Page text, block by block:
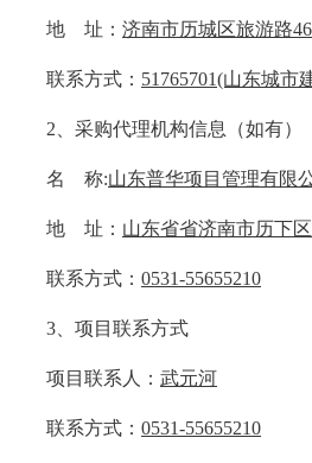
地 址： 济南市历城区旅游路
联系方式： 51765701(山东城市
2、采购代理机构信息（如有）
名 称:山东普华项目管理有限
地 址： 山东省省济南市历下
联系方式： 0531-55655210
3、项目联系方式
项目联系人： 武元河
联系方式： 0531-55655210